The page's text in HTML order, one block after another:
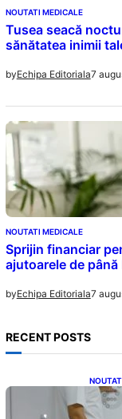
NOUTATI MEDICALE
Tusea seacă
sănătatea inimii
byEchipa Editoriala7
NOUTATI MEDICALE
Sprijin financiar
ajutoarele de
byEchipa Editoriala7
RECENT POSTS